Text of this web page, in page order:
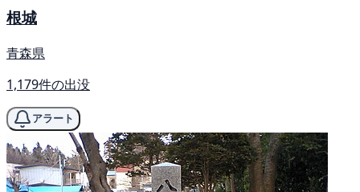
根城
青森県
1,179件の出没
アラート